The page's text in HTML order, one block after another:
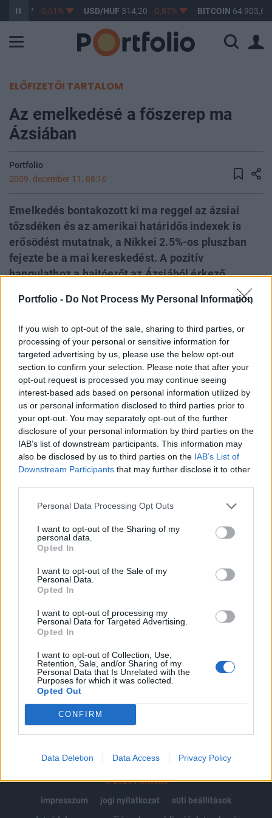
Portfolio - Do Not Process My Personal Information
If you wish to opt-out of the sale, sharing to third parties, or
processing of your personal or sensitive information for
targeted advertising by us, please use the below opt-out
section to confirm your selection. Please note that after your
opt-out request is processed you may continue seeing
interest-based ads based on personal information utilized by
us or personal information disclosed to third parties prior to
your opt-out. You may separately opt-out of the further
disclosure of your personal information by third parties on the
IAB’s list of downstream participants. This information may
also be disclosed by us to third parties on the IAB’s List of
Downstream Participants that may further disclose it to other
Personal Data Processing Opt Outs
I want to opt-out of the Sharing of my
personal data.
Opted In
I want to opt-out of the Sale of my
Personal Data.
Opted In
I want to opt-out of processing my
Personal Data for Targeted Advertising.
Opted In
I want to opt-out of Collection, Use,
Retention, Sale, and/or Sharing of my
Personal Data that Is Unrelated with the
Purposes for which it was collected.
Opted Out
CONFIRM
Data Deletion Data Access Privacy Policy
363,17 -0,61% USD/HUF 314,20 -0,87% BITCOIN 64 903,65
ELŐFIZETŐI TARTALOM
Az emelkedésé a főszerep ma
Ázsiában
Portfolio
2009. december 11. 08:16
Emelkedés bontakozott ki ma reggel az ázsiai
tőzsdéken és az amerikai határidős indexek is
erősödést mutatnak, a Nikkei 2.5%-os pluszban
fejezte be a mai kereskedést. A pozitív
hangulathoz a hajtóerőt az Ázsiából érkező
markoadatok jelentették, a kínai ipari termelési
adat kedvezőbb lett a vártnál, viszont ennek
tőzsdeindex nem emelkedik.
A pozitív tartományban mozog az ázsiai indexek többsége
a ma reggeli kereskedésben, a Nikkei 2.5%-os pluszban
zárt, a hongkongi Hang Seng 1.3%-kal menetelt felfelé, a
dél-koreai Kospi 0.3%-ot erősödött. Ma az alaphangulatot
elsősorban a régióból érkező makroadatok jelentették,
főként a kínai ipari termelési adat, ennek ellenére szinte
csak a sanghaji tőzsdeindex nem tud emelkedni....
KEDVES OLVASÓNK!
A keresett cikk a portfolio.hu hírarchívumához
tartozik, melynek olvasása előfizetéses
regisztrációhoz kötött.
Az előfizetés a következőket tartalmazza:
Portfolio.hu teljes cikkarchívum
Kötéslisták: BÉT elmúlt 2 év napon belüli
kötéslistái
MÁR ELŐFIZETŐNK VAGY?BEJELENTKEZÉS
© 2026 Portfolio
impresszum
jogi nyilatkozat
süti beállítások